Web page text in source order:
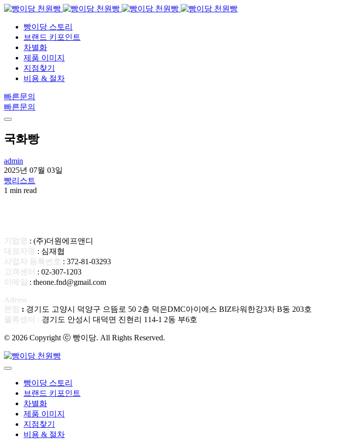
빵이당 스토리
브랜드 키포인트
차별화
제품 이미지
지점찾기
비용 & 절차
빠른문의
빠른문의
국화빵
admin
2025년 07월 03일
빵리스트
1 min read
: (주)더원에프앤디
: 심재협
: 372-81-03293
: 02-307-1203
: theone.fnd@gmail.com
: 경기도 고양시 덕양구 으뜸로 50 2층 덕은DMC아이에스 BIZ타워한강3차 B동 203호
경기도 안성시 대덕면 진현리 114-1 2동 부6호
© 2026 Copyright ⓒ 빵이당. All Rights Reserved.
빵이당 스토리
브랜드 키포인트
차별화
제품 이미지
지점찾기
비용 & 절차